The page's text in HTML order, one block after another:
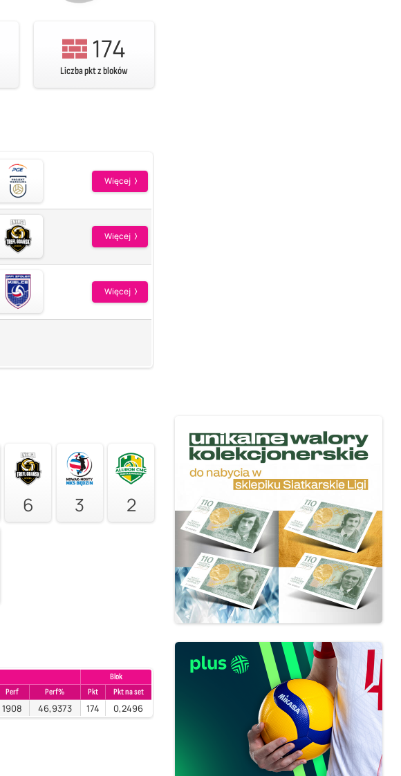
174
Liczba pkt z bloków
Więcej
Więcej
Więcej
6 3 2
Blok
Perf Perf% Pkt Pkt na set
1908 46,9373 174 0,2496